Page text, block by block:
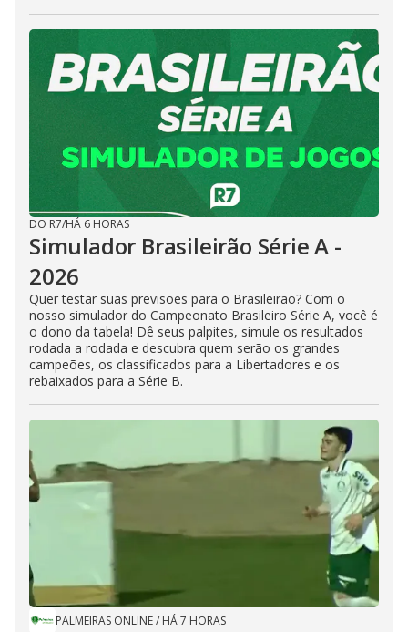
DO R7/HÁ 6 HORAS
Simulador Brasileirão Série A -
2026
Quer testar suas previsões para o Brasileirão? Com o
nosso simulador do Campeonato Brasileiro Série A, você é
o dono da tabela! Dê seus palpites, simule os resultados
rodada a rodada e descubra quem serão os grandes
campeões, os classificados para a Libertadores e os
rebaixados para a Série B.
PALMEIRAS ONLINE/ HÁ 7 HORAS